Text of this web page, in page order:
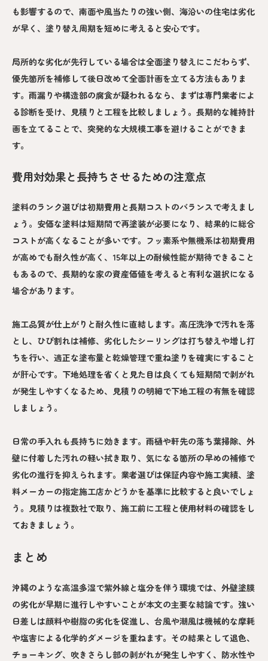
も影響するので、南面や風当たりの強い側、海沿いの住宅は劣化
が早く、塗り替え周期を短めに考えると安心です。
局所的な劣化が先行している場合は全面塗り替えにこだわらず、
優先箇所を補修して後日改めて全面計画を立てる方法もありま
す。雨漏りや構造部の腐食が疑われるなら、まずは専門業者によ
る診断を受け、見積りと工程を比較しましょう。長期的な維持計
画を立てることで、突発的な大規模工事を避けることができま
す。
費用対効果と長持ちさせるための注意点
塗料のランク選びは初期費用と長期コストのバランスで考えまし
ょう。安価な塗料は短期間で再塗装が必要になり、結果的に総合
コストが高くなることが多いです。フッ素系や無機系は初期費用
が高めでも耐久性が高く、15年以上の耐候性能が期待できること
もあるので、長期的な家の資産価値を考えると有利な選択になる
場合があります。
施工品質が仕上がりと耐久性に直結します。高圧洗浄で汚れを落
とし、ひび割れは補修、劣化したシーリングは打ち替えや増し打
ちを行い、適正な塗布量と乾燥管理で重ね塗りを確実にすること
が肝心です。下地処理を省くと見た目は良くても短期間で剥がれ
が発生しやすくなるため、見積りの明細で下地工程の有無を確認
しましょう。
日常の手入れも長持ちに効きます。雨樋や軒先の落ち葉掃除、外
壁に付着した汚れの軽い拭き取り、気になる箇所の早めの補修で
劣化の進行を抑えられます。業者選びは保証内容や施工実績、塗
料メーカーの指定施工店かどうかを基準に比較すると良いでしょ
う。見積りは複数社で取り、施工前に工程と使用材料の確認をし
ておきましょう。
まとめ
沖縄のような高温多湿で紫外線と塩分を伴う環境では、外壁塗膜
の劣化が早期に進行しやすいことが本文の主要な結論です。強い
日差しは顔料や樹脂の劣化を促進し、台風や潮風は機械的な摩耗
や塩害による化学的ダメージを重ねます。その結果として退色、
チョーキング、吹きさらし部の剥がれが発生しやすく、防水性や